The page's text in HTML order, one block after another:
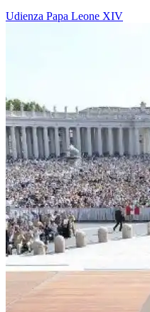
Udienza Papa Leone XIV